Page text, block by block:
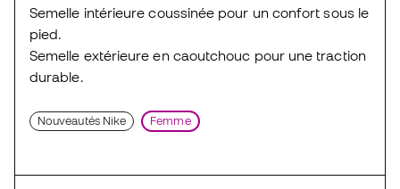
Semelle intérieure coussinée pour un confort sous le
pied.
Semelle extérieure en caoutchouc pour une traction
durable.
Nouveautés Nike Femme